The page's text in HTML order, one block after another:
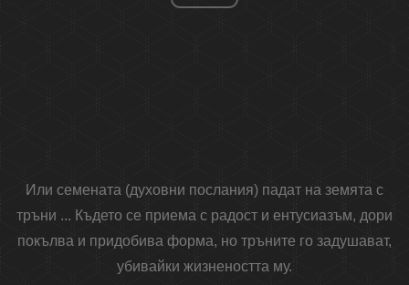
Или семената (духовни послания) падат на земята с
тръни ... Където се приема с радост и ентусиазъм, дори
покълва и придобива форма, но тръните го задушават,
убивайки жизнеността му.